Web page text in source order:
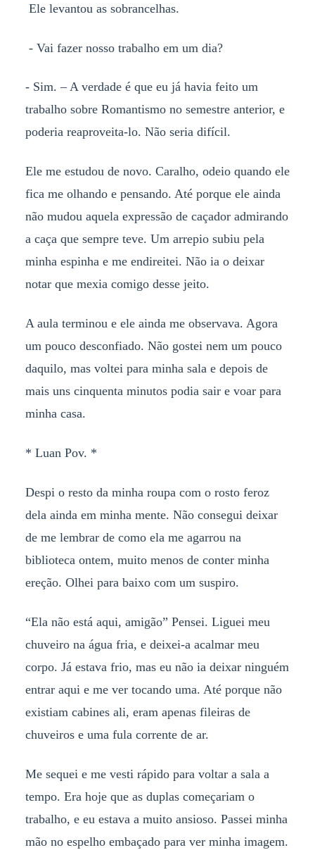
Ele levantou as sobrancelhas.
- Vai fazer nosso trabalho em um dia?
- Sim. – A verdade é que eu já havia feito um
trabalho sobre Romantismo no semestre anterior, e
poderia reaproveita-lo. Não seria difícil.
Ele me estudou de novo. Caralho, odeio quando ele
fica me olhando e pensando. Até porque ele ainda
não mudou aquela expressão de caçador admirando
a caça que sempre teve. Um arrepio subiu pela
minha espinha e me endireitei. Não ia o deixar
notar que mexia comigo desse jeito.
A aula terminou e ele ainda me observava. Agora
um pouco desconfiado. Não gostei nem um pouco
daquilo, mas voltei para minha sala e depois de
mais uns cinquenta minutos podia sair e voar para
minha casa.
* Luan Pov. *
Despi o resto da minha roupa com o rosto feroz
dela ainda em minha mente. Não consegui deixar
de me lembrar de como ela me agarrou na
biblioteca ontem, muito menos de conter minha
ereção. Olhei para baixo com um suspiro.
“Ela não está aqui, amigão” Pensei. Liguei meu
chuveiro na água fria, e deixei-a acalmar meu
corpo. Já estava frio, mas eu não ia deixar ninguém
entrar aqui e me ver tocando uma. Até porque não
existiam cabines ali, eram apenas fileiras de
chuveiros e uma fula corrente de ar.
Me sequei e me vesti rápido para voltar a sala a
tempo. Era hoje que as duplas começariam o
trabalho, e eu estava a muito ansioso. Passei minha
mão no espelho embaçado para ver minha imagem.